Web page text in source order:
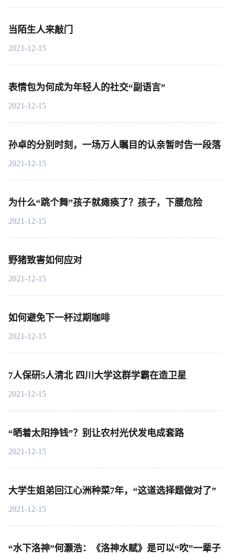
当陌生人来敲门
2021-12-15
表情包为何成为年轻人的社交“副语言”
2021-12-15
孙卓的分别时刻，一场万人瞩目的认亲暂时告一段落
2021-12-15
为什么“跳个舞”孩子就瘫痪了？孩子，下腰危险
2021-12-15
野猪致害如何应对
2021-12-15
如何避免下一杯过期咖啡
2021-12-15
7人保研5人清北 四川大学这群学霸在造卫星
2021-12-15
“晒着太阳挣钱”？别让农村光伏发电成套路
2021-12-15
大学生姐弟回江心洲种菜7年，“这道选择题做对了”
2021-12-15
“水下洛神”何灏浩：《洛神水赋》是可以“吹”一辈子